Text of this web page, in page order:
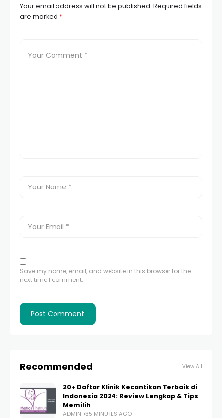
Your email address will not be published. Required fields
are marked *
Save my name, email, and website in this browser for the
next time I comment.
Recommended View All
20+ Daftar Klinik Kecantikan Terbaik di
Indonesia 2024: Review Lengkap & Tips
Memilih
ADMIN 35 MINUTES AGO